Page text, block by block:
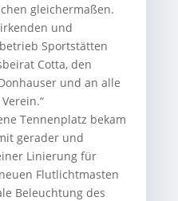
gleichermaßen.
und
Sportstätten
Cotta, den
und an alle
Tennenplatz bekam
gerader und
Linierung für
Flutlichtmasten
Beleuchtung des